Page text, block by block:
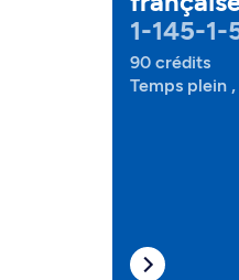
1-145-1-
90 crédits
Temps plein